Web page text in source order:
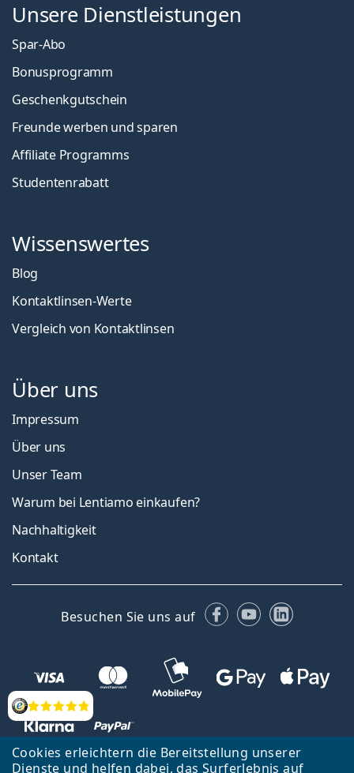
Cookies erleichtern die Bereitstellung unserer
Dienste und helfen dabei, das Surferlebnis auf
Bewertung
Unsere Dienstleistungen
Spar-Abo
Bonusprogramm
Geschenkgutschein
Freunde werben und sparen
Affiliate Programms
Studentenrabatt
Wissenswertes
Blog
Kontaktlinsen-Werte
Vergleich von Kontaktlinsen
Über uns
Impressum
Über uns
Unser Team
Warum bei Lentiamo einkaufen?
Nachhaltigkeit
Kontakt
Besuchen Sie uns auf Facebook
YouTubeLinkedIn